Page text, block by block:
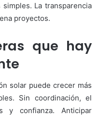
La transparencia
proyectos.
que hay
solar puede crecer más
Sin coordinación, el
y confianza. Anticipar